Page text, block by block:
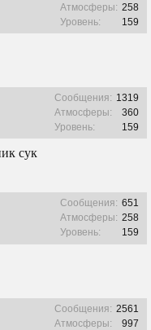
Атмосферы: 258
Уровень:
159
Сообщения: 1319
Атмосферы:
360
Уровень:
159
сук
Сообщения: 651
Атмосферы: 258
Уровень:
159
Сообщения: 2561
Атмосферы:
997